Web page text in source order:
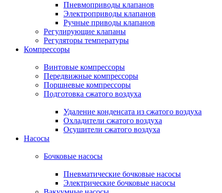
Пневмоприводы клапанов
Электроприводы клапанов
Ручные приводы клапанов
Регулирующие клапаны
Регуляторы температуры
Компрессоры
Винтовые компрессоры
Передвижные компрессоры
Поршневые компрессоры
Подготовка сжатого воздуха
Удаление конденсата из сжатого воздуха
Охладители сжатого воздуха
Осушители сжатого воздуха
Насосы
Бочковые насосы
Пневматические бочковые насосы
Электрические бочковые насосы